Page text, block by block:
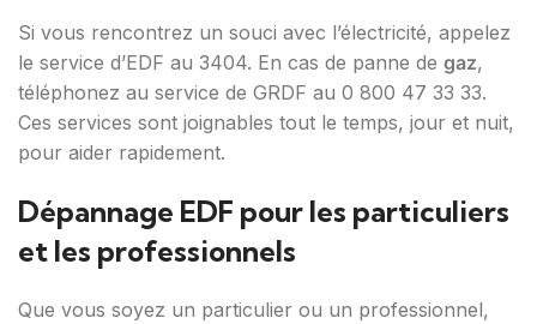
Si vous rencontrez un souci avec l’électricité, appelez
le service d’EDF au 3404. En cas de panne de gaz,
téléphonez au service de GRDF au 0 800 47 33 33.
Ces services sont joignables tout le temps, jour et nuit,
pour aider rapidement.
Dépannage EDF pour les particuliers
et les professionnels
Que vous soyez un particulier ou un professionnel,